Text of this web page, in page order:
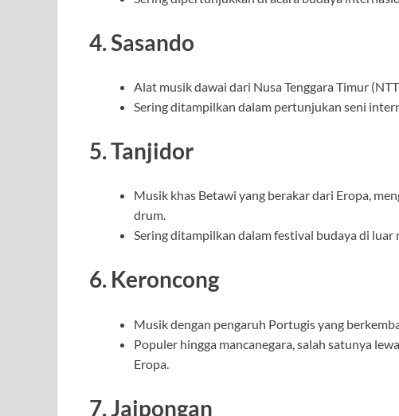
4.Sasando
Alat musik dawai dari Nusa Tenggara Timur
Sering ditampilkan dalam pertunjukan seni
5.Tanjidor
Musik khas Betawi yang berakar dari Eropa,
drum.
Sering ditampilkan dalam festival budaya di luar
6. Keroncong
Musik dengan pengaruh Portugis yang
Populer hingga mancanegara, salah satunya
Eropa.
7.Jaipongan